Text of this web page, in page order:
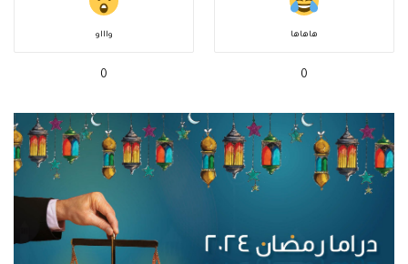
هاهاها
0
واااو
0